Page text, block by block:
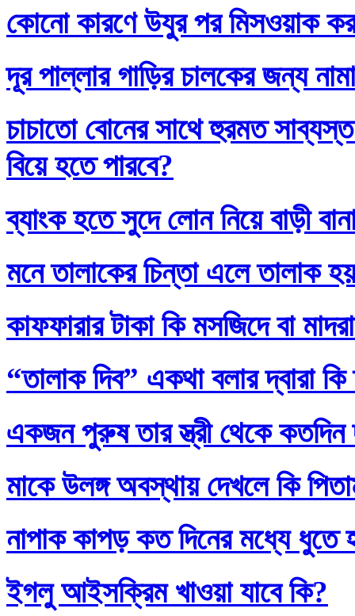
কোনো কারণে উযুর পর মিসওয়াক
দূর পাল্লার গাড়ির চালকের জন্য
চাচাতো বোনের সাথে হুরমত
বিয়ে হতে পারবে?
ব্যাংক হতে সুদে লোন নিয়ে বাড়ী
মনে তালাকের চিন্তা এলে তালাক
কাফফারার টাকা কি মসজিদে বা
“তালাক দিব” একথা বলার দ্বারা
একজন পুরুষ তার স্ত্রী থেকে কতদিন
মাকে উলঙ্গ অবস্থায় দেখলে কি
নাপাক কাপড় কত দিনের মধ্যে ধুতে
ইগলু আইসক্রিম খাওয়া যাবে কি?